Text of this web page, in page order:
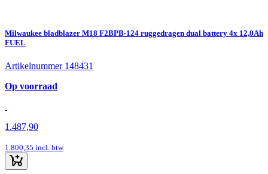
Milwaukee bladblazer M18 F2BPB-124 ruggedragen dual battery 4x 12,0Ah
FUEL
Artikelnummer 148431
Op voorraad
1.487,90
1.800,35 incl. btw